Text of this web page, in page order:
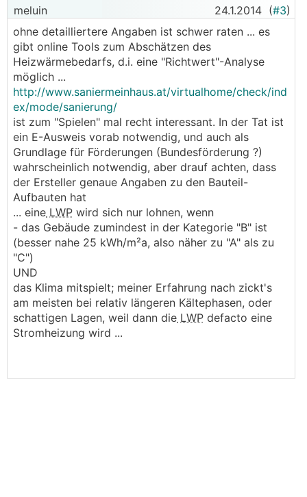
meluin 24.1.2014 (#3)
ohne detailliertere Angaben ist schwer raten ... es
gibt online Tools zum Abschätzen des
Heizwärmebedarfs, d.i. eine "Richtwert"-Analyse
möglich ...
http://www.saniermeinhaus.at/virtualhome/check/ind
ex/mode/sanierung/
ist zum "Spielen" mal recht interessant. In der Tat ist
ein E-Ausweis vorab notwendig, und auch als
Grundlage für Förderungen (Bundesförderung ?)
wahrscheinlich notwendig, aber drauf achten, dass
der Ersteller genaue Angaben zu den Bauteil-
Aufbauten hat
... eine LWP wird sich nur lohnen, wenn
- das Gebäude zumindest in der Kategorie "B" ist
(besser nahe 25 kWh/m²a, also näher zu "A" als zu
"C")
UND
das Klima mitspielt; meiner Erfahrung nach zickt's
am meisten bei relativ längeren Kältephasen, oder
schattigen Lagen, weil dann die LWP defacto eine
Stromheizung wird ...